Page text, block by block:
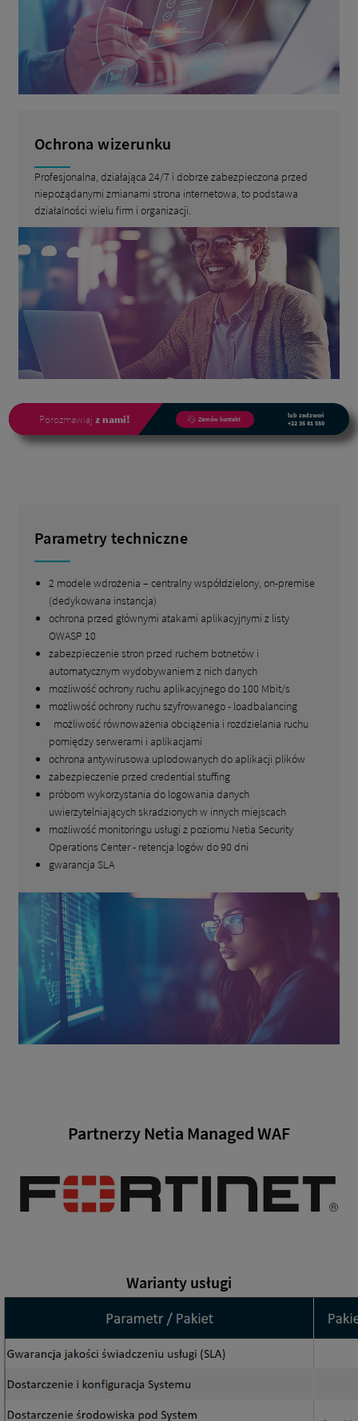
Ochrona wizerunku
Profesjonalna, działająca 24/7 i dobrze zabezpieczona przed
niepożądanymi zmianami strona internetowa, to podstawa
działalności wielu firm i organizacji.
Porozmawiajz nami! Zamów kontakt
lub zadzwoń
+22 35 81 550
Parametry techniczne
2 modele wdrożenia – centralny współdzielony, on-premise
(dedykowana instancja)
ochrona przed głównymi atakami aplikacyjnymi z listy
OWASP 10
zabezpieczenie stron przed ruchem botnetów i
automatycznym wydobywaniem z nich danych
możliwość ochrony ruchu aplikacyjnego do 100 Mbit/s
możliwość ochrony ruchu szyfrowanego - loadbalancing
możliwość równoważenia obciążenia i rozdzielania ruchu
pomiędzy serwerami i aplikacjami
ochrona antywirusowa uplodowanych do aplikacji plików
zabezpieczenie przed credential stuffing
próbom wykorzystania do logowania danych
uwierzytelniających skradzionych w innych miejscach
możliwość monitoringu usługi z poziomu Netia Security
Operations Center - retencja logów do 90 dni
gwarancja SLA
Partnerzy Netia Managed WAF
Warianty usługi